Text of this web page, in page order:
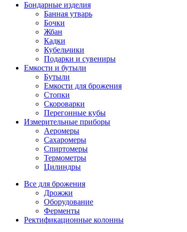
Бондарные изделия
Банная утварь
Бочки
Жбан
Кадки
Кубельчики
Подарки и сувениры
Емкости и бутыли
Бутыли
Емкости для брожения
Стопки
Скороварки
Перегонные кубы
Измерительные приборы
Аеромеры
Сахаромеры
Спиртомеры
Термометры
Цилиндры
Все для брожения
Дрожжи
Оборудование
Ферменты
Ректификационные колонны